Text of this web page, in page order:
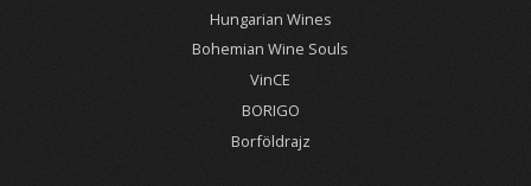
Hungarian Wines
Bohemian Wine Souls
VinCE
BORIGO
Borföldrajz